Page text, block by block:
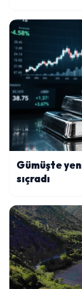
Gümüşte
sıçradı